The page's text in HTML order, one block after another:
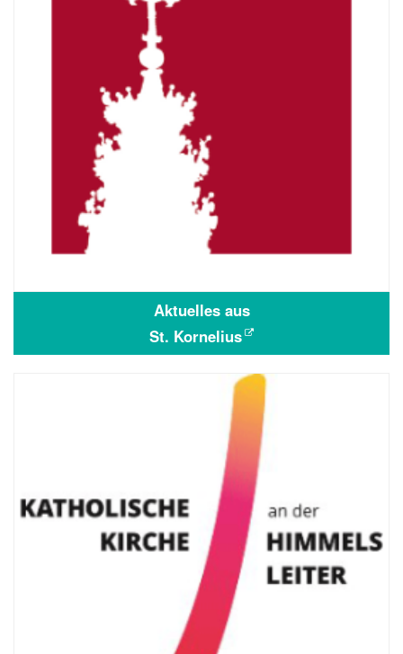
Aktuelles aus
St. Kornelius